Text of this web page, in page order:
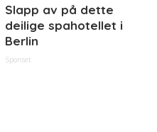
Slapp av på dette
deilige spahotellet i
Berlin
Sponset